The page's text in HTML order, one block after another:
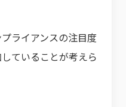
ライアンスの注目度
ていることが考えら